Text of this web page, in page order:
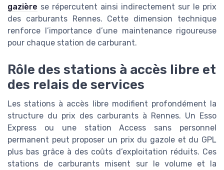
gazière se répercutent ainsi indirectement sur le prix
des carburants Rennes. Cette dimension technique
renforce l’importance d’une maintenance rigoureuse
pour chaque station de carburant.
Rôle des stations à accès libre et
des relais de services
Les stations à accès libre modifient profondément la
structure du prix des carburants à Rennes. Un Esso
Express ou une station Access sans personnel
permanent peut proposer un prix du gazole et du GPL
plus bas grâce à des coûts d’exploitation réduits. Ces
stations de carburants misent sur le volume et la